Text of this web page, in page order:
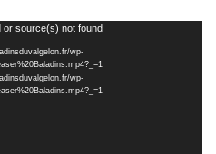
or source(s) not found
wp-
wp-